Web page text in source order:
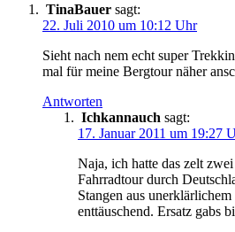
TinaBauer sagt:
22. Juli 2010 um 10:12 Uhr
Sieht nach nem echt super
mal für meine Bergtour näher
Antworten
Ichkannauch sagt:
17. Januar 2011 um 19:27
Naja, ich hatte das zelt
Fahrradtour durch
Stangen aus
enttäuschend. Ersatz gabs